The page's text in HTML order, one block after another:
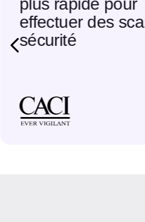
plus rapide pour
effectuer des
sécurité